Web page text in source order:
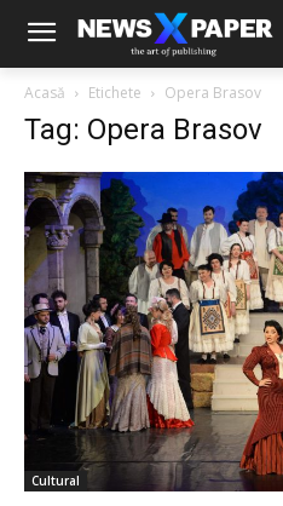
Acasă Etichete Opera Brasov
Tag: Opera Brasov
Cultural